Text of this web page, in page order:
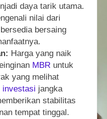
daya tarik utama.
nilai dari
bersaing
Harga yang naik
MBR untuk
yang melihat
investasi jangka
stabilitas
tempat tinggal.